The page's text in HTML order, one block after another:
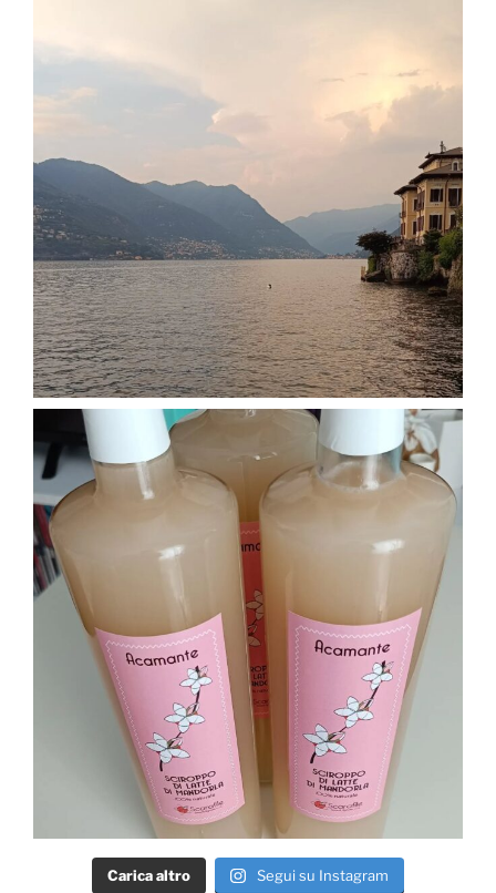
Carica altro Segui su Instagram